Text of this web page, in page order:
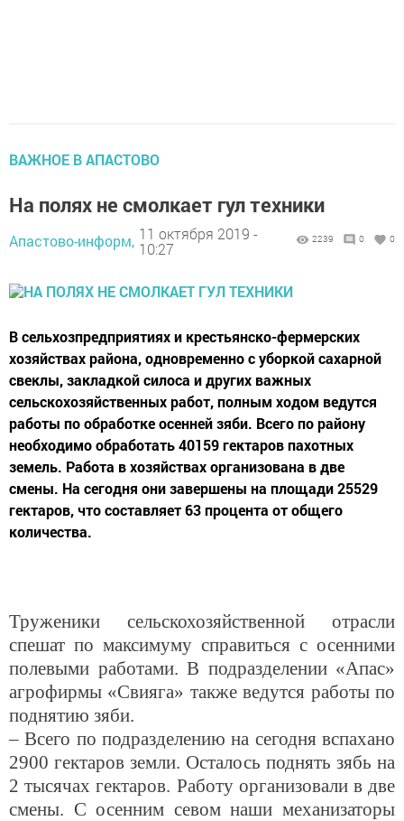
ВАЖНОЕ В АПАСТОВО
На полях не смолкает гул техники
Апастово-информ, 11 октября 2019 -
10:27
2239 0 0
В сельхозпредприятиях и крестьянско-фермерских
хозяйствах района, одновременно с уборкой сахарной
свеклы, закладкой силоса и других важных
сельскохозяйственных работ, полным ходом ведутся
работы по обработке осенней зяби. Всего по району
необходимо обработать 40159 гектаров пахотных
земель. Работа в хозяйствах организована в две
смены. На сегодня они завершены на площади 25529
гектаров, что составляет 63 процента от общего
количества.
Труженики сельскохозяйственной отрасли
спешат по максимуму справиться с осенними
полевыми работами. В подразделении «Апас»
агрофирмы «Свияга» также ведутся работы по
поднятию зяби.
– Всего по подразделению на сегодня вспахано
2900 гектаров земли. Осталось поднять зябь на
2 тысячах гектаров. Работу организовали в две
смены. С осенним севом наши механизаторы